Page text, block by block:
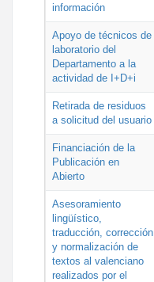
información
Apoyo de técnicos de
laboratorio del
Departamento a la
actividad de I+D+i
Retirada de residuos
a solicitud del usuario
Financiación de la
Publicación en
Abierto
Asesoramiento
lingüístico,
traducción, corrección
y normalización de
textos al valenciano
realizados por el